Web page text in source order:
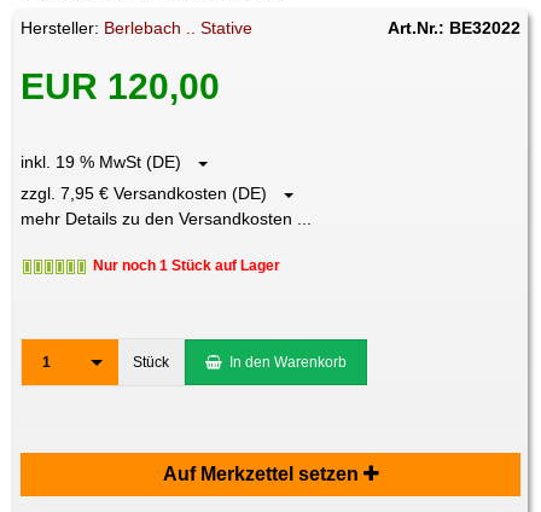
Hersteller: Berlebach .. Stative Art.Nr.: BE32022
EUR 120,00
inkl. 19 % MwSt (DE)
zzgl. 7,95 € Versandkosten (DE)
mehr Details zu den Versandkosten ...
Nur noch 1 Stück auf Lager
1 Stück In den Warenkorb
Auf Merkzettel setzen